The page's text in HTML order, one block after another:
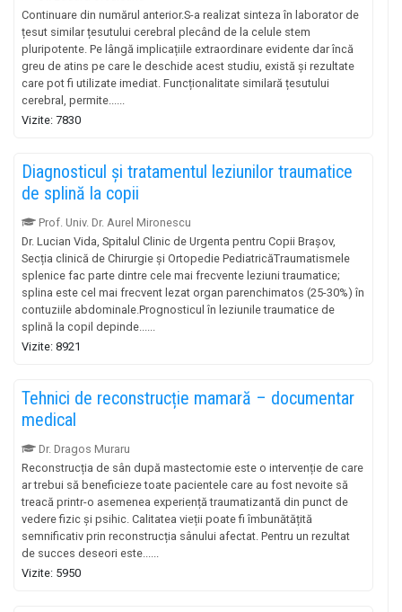
Continuare din numărul anterior.S-a realizat sinteza în laborator de
țesut similar țesutului cerebral plecând de la celule stem
pluripotente. Pe lângă implicațiile extraordinare evidente dar încă
greu de atins pe care le deschide acest studiu, există și rezultate
care pot fi utilizate imediat. Funcționalitate similară țesutului
cerebral, permite......
Vizite: 7830
Diagnosticul și tratamentul leziunilor traumatice
de splină la copii
Prof. Univ. Dr. Aurel Mironescu
Dr. Lucian Vida, Spitalul Clinic de Urgenta pentru Copii Brașov,
Secția clinică de Chirurgie și Ortopedie PediatricăTraumatismele
splenice fac parte dintre cele mai frecvente leziuni traumatice;
splina este cel mai frecvent lezat organ parenchimatos (25-30%) în
contuziile abdominale.Prognosticul în leziunile traumatice de
splină la copil depinde......
Vizite: 8921
Tehnici de reconstrucție mamară – documentar
medical
Dr. Dragos Muraru
Reconstrucția de sân după mastectomie este o intervenție de care
ar trebui să beneficieze toate pacientele care au fost nevoite să
treacă printr-o asemenea experiență traumatizantă din punct de
vedere fizic și psihic. Calitatea vieții poate fi îmbunătățită
semnificativ prin reconstrucția sânului afectat. Pentru un rezultat
de succes deseori este......
Vizite: 5950